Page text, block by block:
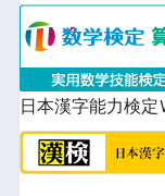
日本漢字能力検